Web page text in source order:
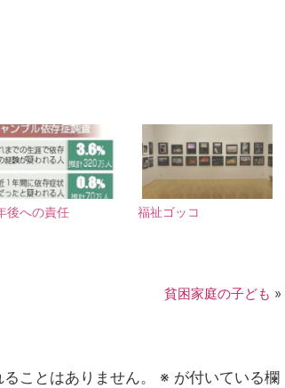
後への責任 福祉ゴッコ
貧困家庭の子ども »
ことはありません。 ※ が付いている欄